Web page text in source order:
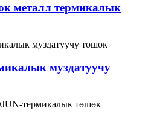
металл термикалык
муздатуучу